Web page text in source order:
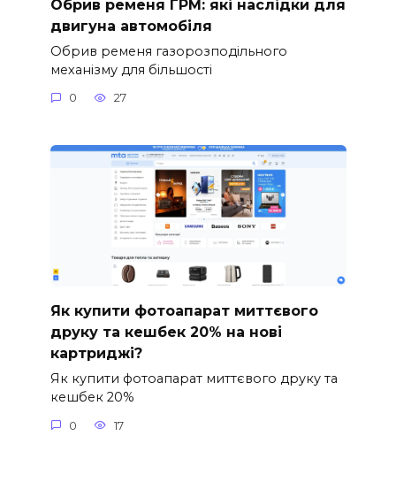
Обрив ременя ГРМ: які наслідки для
двигуна автомобіля
Обрив ременя газорозподільного
механізму для більшості
0 27
Як купити фотоапарат миттєвого
друку та кешбек 20% на нові
картриджі?
Як купити фотоапарат миттєвого друку та
кешбек 20%
0 17